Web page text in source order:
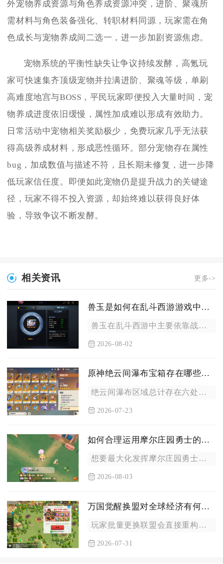
外宠物养成资源与角色养成资源冲突，进阶、聚魂所
需材料与角色装备强化、转职材料同源，玩家需在角
色成长与宠物养成间二选一，进一步加剧资源焦虑。
宠物系统的平衡性缺失让争议持续发酵，高氪玩
家可快速集齐顶级宠物并拉满进阶、聚魂等级，单刷
高难度地宫与BOSS，平民玩家即便投入大量时间，宠
物养成进度依旧缓慢，属性加成难以形成有效助力。
日常活动中宠物相关奖励极少，免费玩家几乎无法获
得高级养成材料，形成恶性循环。部分宠物存在属性
bug，加成数值与描述不符，且长期未修复，进一步降
低玩家信任度。即便如此宠物仍是提升战力的关键途
径，玩家不得不投入资源，却始终难以获得良好体
验，导致争议不断发酵。
相关资讯 更多->
兽玉是如何在乱斗西游游戏中取得的
兽玉在乱斗西游中主要依靠战宠资源循环转化、日常副本积累、帮派...
2026-08-02
原神绝云间瀑布宝箱存在哪些隐藏位置
绝云间瀑布区域总计存在六处隐蔽宝箱点位，包含三处元素方碑解谜...
2026-07-23
如何合理运用摩尔庄园勇士的特殊技能
想要最大化发挥摩尔庄园勇士三大分支的战斗能力，核心思路是区分...
2026-08-03
万国觉醒换盟对全球经济有何影响
玩家批量更换联盟会直接重构王国全域资源流通链条，短期造成本土...
2026-07-31